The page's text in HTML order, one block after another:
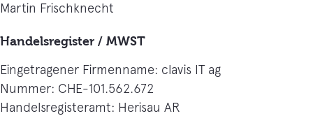
Martin Frischknecht
Handelsregister / MWST
Eingetragener Firmenname: clavis IT ag
Nummer: CHE-101.562.672
Handelsregisteramt: Herisau AR